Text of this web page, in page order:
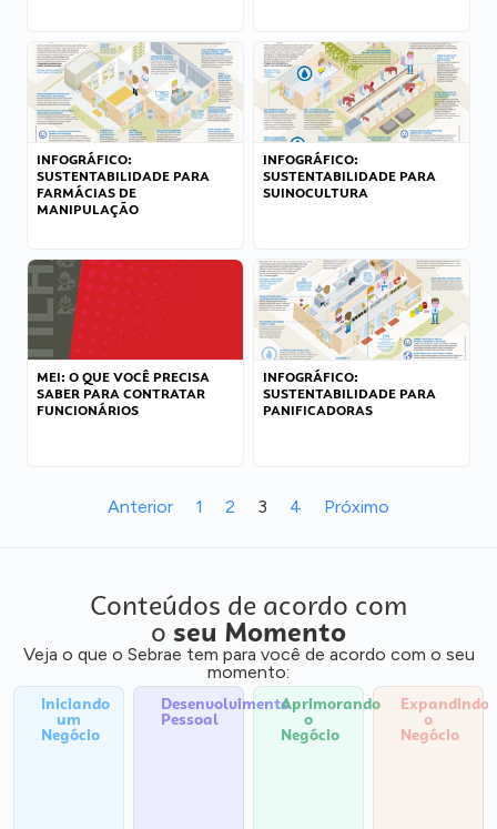
INFOGRÁFICO:
SUSTENTABILIDADE PARA
FARMÁCIAS DE
MANIPULAÇÃO
INFOGRÁFICO:
SUSTENTABILIDADE PARA
SUINOCULTURA
MEI: O QUE VOCÊ PRECISA
SABER PARA CONTRATAR
FUNCIONÁRIOS
INFOGRÁFICO:
SUSTENTABILIDADE PARA
PANIFICADORAS
Anterior 1 2 3 4 Próximo
Conteúdos de acordo com
o seu Momento
Veja o que o Sebrae tem para você de acordo com o seu
momento:
Iniciando
um
Negócio
Desenvolvimento
Pessoal
Aprimorando
o
Negócio
Expandindo
o
Negócio